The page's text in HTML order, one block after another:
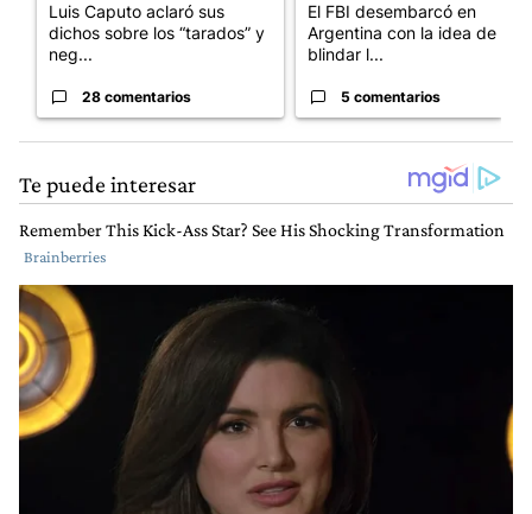
Luis Caputo aclaró sus
dichos sobre los “tarados” y
neg...
28 comentarios
El FBI desembarcó en
Argentina con la idea de
blindar l...
5 comentarios